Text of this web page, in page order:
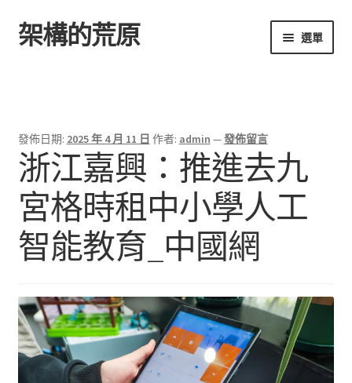
跳
至
跳
至
架構的荒原 選單
發佈日期: 2025 年 4 月 11 日 作者: admin —發佈留言
浙江嘉興：推進去九
宮格時租中小學人工
智能教育_中國網